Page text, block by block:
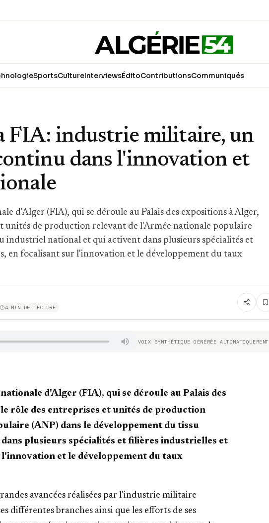
SportsCultureInterviewsÉditoContributionsCommuniqués
FIA: industrie militaire, un
dans l'innovation et
d'Alger (FIA), qui se déroule au Palais des expositions à Alger,
unités de production relevant de l'Armée nationale populaire
industriel national et qui activent dans plusieurs spécialités et
en focalisant sur l'innovation et le développement du taux
4 MIN DE LECTURE
VOIX SYNTHÉTIQUE GÉNÉRÉE AUTOMATIQUEMENT
d'Alger (FIA), qui se déroule au Palais des
rôle des entreprises et unités de production
(ANP) dans le développement du tissu
plusieurs spécialités et filières industrielles et
et le développement du taux
avancées réalisées par l'industrie militaire
différentes branches ainsi que les efforts de ses